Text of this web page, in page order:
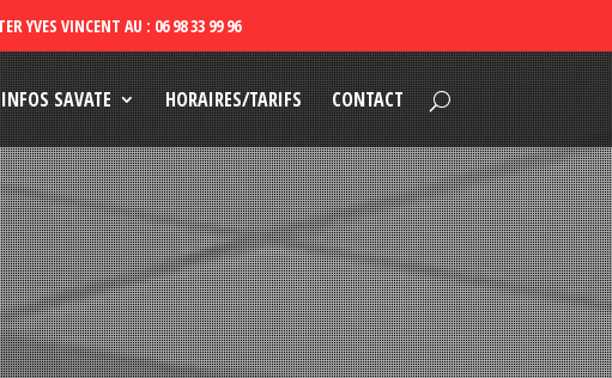
INFOS SAVATE HORAIRES/TARIFS CONTACT